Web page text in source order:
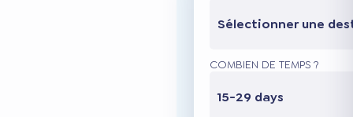
Sélectionner une
COMBIEN DE TEMPS ?
15-29 days